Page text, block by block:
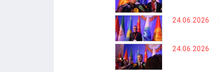
24.06.2026
24.06.2026